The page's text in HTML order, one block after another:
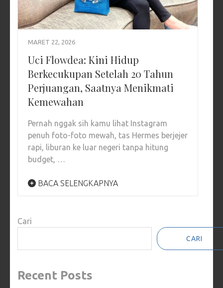
MARET 22, 2026
Uci Flowdea: Kini Hidup
Berkecukupan Setelah 20 Tahun
Perjuangan, Saatnya Menikmati
Kemewahan
Pernah nggak sih kamu lihat Instagram
penuh foto-foto mewah, tas Hermes berjejer
rapi, liburan ke luar negeri tanpa hitung
budget, …
BACA SELENGKAPNYA
Cari
CARI
Recent Posts